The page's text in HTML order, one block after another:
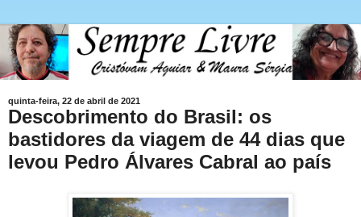
quinta-feira, 22 de abril de 2021
Descobrimento do Brasil: os
bastidores da viagem de 44 dias que
levou Pedro Álvares Cabral ao país